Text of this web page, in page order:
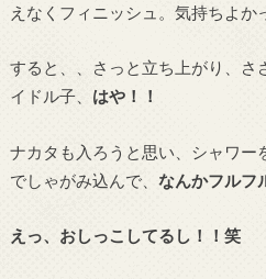
えなくフィニッシュ。気持ちよか
すると、、さっと立ち上がり、さ
イドル子、 はや！！
ナカタも入ろうと思い、シャワー
でしゃがみ込んで、 なんかフルフ
えっ、おしっこしてるし！！笑